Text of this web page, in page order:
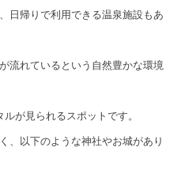
日帰りで利用できる温泉施設もあ
流れているという自然豊かな環境
が見られるスポットです。
、以下のような神社やお城があり